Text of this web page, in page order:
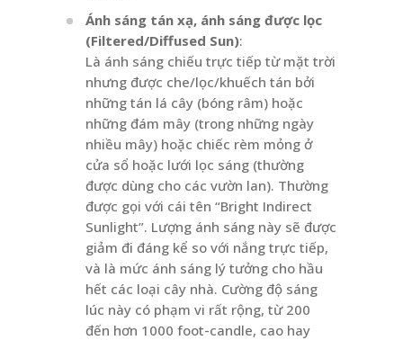
Ánh sáng tán xạ, ánh sáng được lọc
(Filtered/Diffused Sun):
Là ánh sáng chiếu trực tiếp từ mặt trời
nhưng được che/lọc/khuếch tán bởi
những tán lá cây (bóng râm) hoặc
những đám mây (trong những ngày
nhiều mây) hoặc chiếc rèm mỏng ở
cửa sổ hoặc lưới lọc sáng (thường
được dùng cho các vườn lan). Thường
được gọi với cái tên “Bright Indirect
Sunlight”. Lượng ánh sáng này sẽ được
giảm đi đáng kể so với nắng trực tiếp,
và là mức ánh sáng lý tưởng cho hầu
hết các loại cây nhà. Cường độ sáng
lúc này có phạm vi rất rộng, từ 200
đến hơn 1000 foot-candle, cao hay